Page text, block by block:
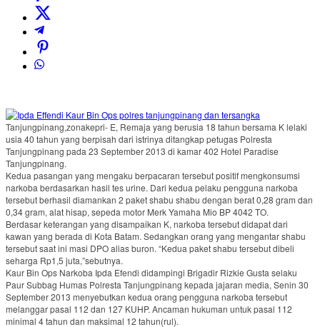
Tanjungpinang,zonakepri- E, Remaja yang berusia 18 tahun bersama K lelaki
usia 40 tahun yang berpisah dari istrinya ditangkap petugas Polresta
Tanjungpinang pada 23 September 2013 di kamar 402 Hotel Paradise
Tanjungpinang.
Kedua pasangan yang mengaku berpacaran tersebut positif mengkonsumsi
narkoba berdasarkan hasil tes urine. Dari kedua pelaku pengguna narkoba
tersebut berhasil diamankan 2 paket shabu shabu dengan berat 0,28 gram dan
0,34 gram, alat hisap, sepeda motor Merk Yamaha Mio BP 4042 TO.
Berdasar keterangan yang disampaikan K, narkoba tersebut didapat dari
kawan yang berada di Kota Batam. Sedangkan orang yang mengantar shabu
tersebut saat ini masi DPO alias buron. “Kedua paket shabu tersebut dibeli
seharga Rp1,5 juta,”sebutnya.
Kaur Bin Ops Narkoba Ipda Efendi didampingi Brigadir Rizkie Gusta selaku
Paur Subbag Humas Polresta Tanjungpinang kepada jajaran media, Senin 30
September 2013 menyebutkan kedua orang pengguna narkoba tersebut
melanggar pasal 112 dan 127 KUHP. Ancaman hukuman untuk pasal 112
minimal 4 tahun dan maksimal 12 tahun(rul).